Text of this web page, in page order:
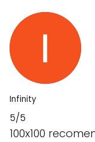
Infinity
5/5
100x100